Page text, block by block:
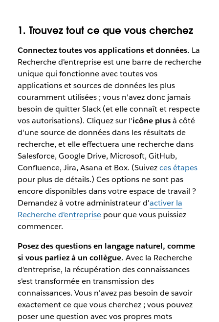
1. Trouvez tout ce que vous cherchez
Connectez toutes vos applications et données. La
Recherche d'entreprise est une barre de recherche
unique qui fonctionne avec toutes vos
applications et sources de données les plus
couramment utilisées ; vous n'avez donc jamais
besoin de quitter Slack (et elle connaît et respecte
vos autorisations). Cliquez sur l'icône plusà côté
d'une source de données dans les résultats de
recherche, et elle effectuera une recherche dans
Salesforce, Google Drive, Microsoft, GitHub,
Confluence, Jira, Asana et Box. (Suivezces étapes
pour plus de détails.) Ces options ne sont pas
encore disponibles dans votre espace de travail ?
Demandez à votre administrateur d'activer la
Recherche d'entreprisepour que vous puissiez
commencer.
Posez des questions en langage naturel, comme
si vous parliez à un collègue. Avec la Recherche
d'entreprise, la récupération des connaissances
s'est transformée en transmission des
connaissances. Vous n'avez pas besoin de savoir
exactement ce que vous cherchez ; vous pouvez
poser une question avec vos propres mots